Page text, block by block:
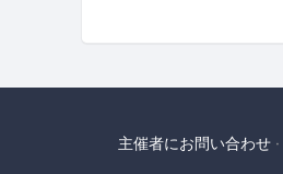
主催者にお問い合わせ